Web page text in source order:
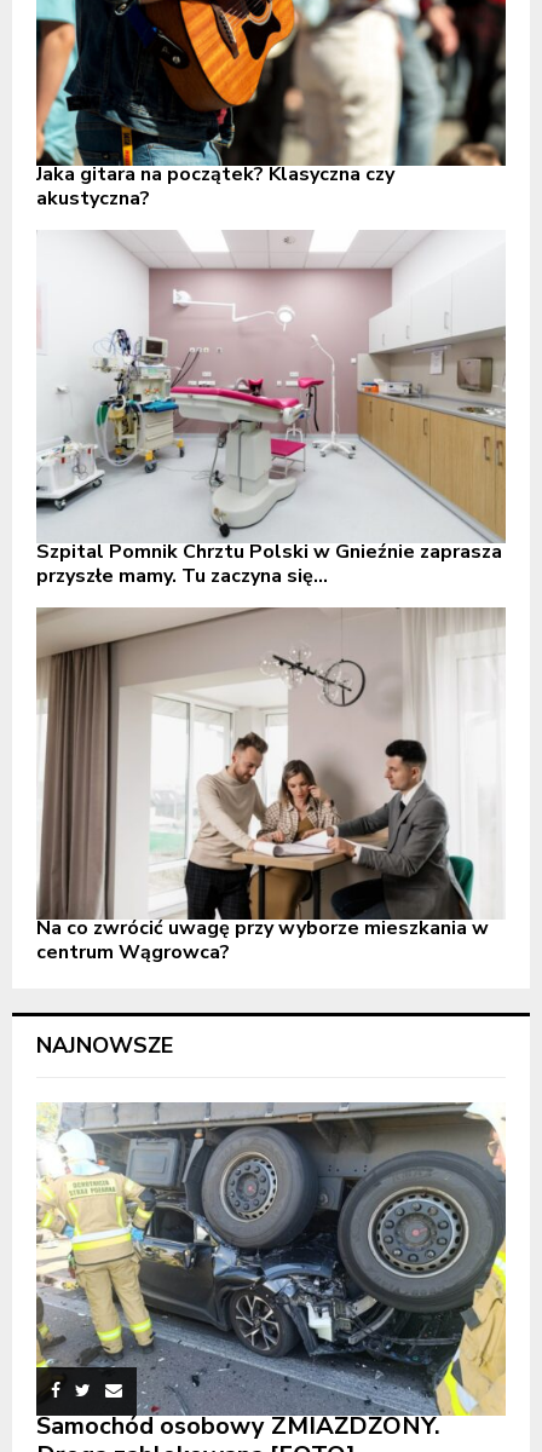
Jaka gitara na początek? Klasyczna czy
akustyczna?
Szpital Pomnik Chrztu Polski w Gnieźnie zaprasza
przyszłe mamy. Tu zaczyna się...
Na co zwrócić uwagę przy wyborze mieszkania w
centrum Wągrowca?
NAJNOWSZE
Samochód osobowy ZMIAŻDŻONY.